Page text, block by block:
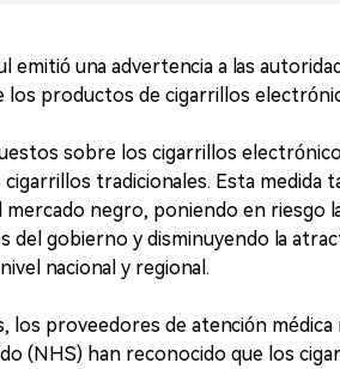
emitió una advertencia a las
los productos de cigarrillos
sobre los cigarrillos
tradicionales. Esta medida
mercado negro, poniendo en riesgo
del gobierno y disminuyendo la
nacional y regional.
los proveedores de atención médica
(NHS) han reconocido que los